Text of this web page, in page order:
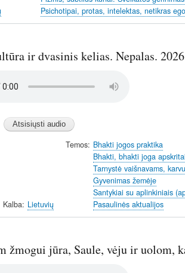
Psichotipai, protas, intelektas, netikras
ir dvasinis kelias. Nepalas.
Kalba Lietuvių
Temos Bhakti jogos praktika
Bhakti, bhakti joga apskritai
Tarnystė vaišnavams,
Gyvenimas žemėje
Santykiai su aplinkiniais
Pasaulinės aktualijos
žmogui jūra, Saule, vėju ir uolom,